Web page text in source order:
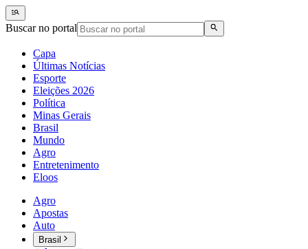
Buscar no portal
Capa
Últimas Notícias
Esporte
Eleições 2026
Política
Minas Gerais
Brasil
Mundo
Agro
Entretenimento
Eloos
Agro
Apostas
Auto
Brasil